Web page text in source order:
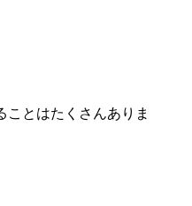
ことはたくさんありま